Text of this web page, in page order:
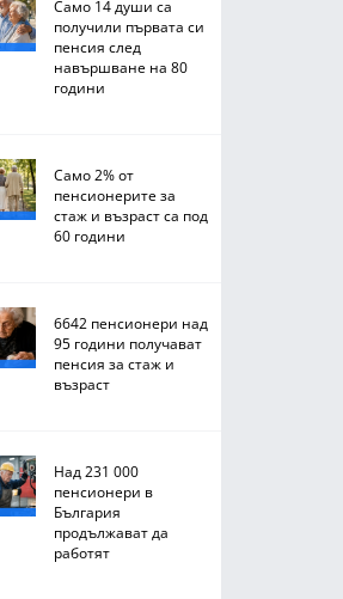
Само 14 души са
получили първата си
пенсия след
навършване на 80
години
Само 2% от
пенсионерите за
стаж и възраст са под
60 години
6642 пенсионери над
95 години получават
пенсия за стаж и
възраст
Над 231 000
пенсионери в
България
продължават да
работят